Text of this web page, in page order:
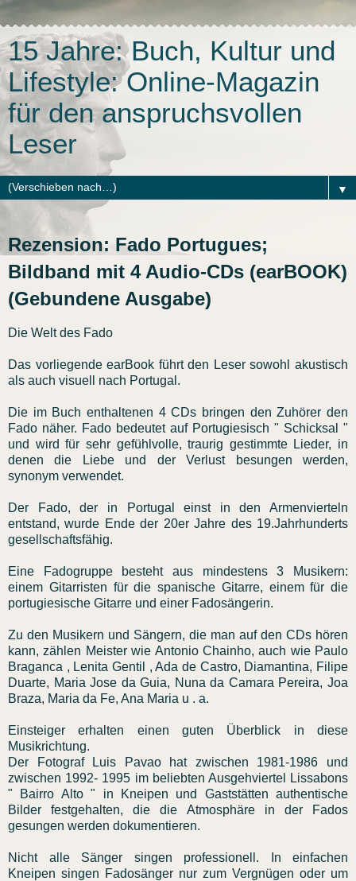
15 Jahre: Buch, Kultur und
Lifestyle: Online-Magazin
für den anspruchsvollen
Leser
▼
Rezension: Fado Portugues;
Bildband mit 4 Audio-CDs (earBOOK)
(Gebundene Ausgabe)
Die Welt des Fado
Das vorliegende earBook führt den Leser sowohl akustisch
als auch visuell nach Portugal.
Die im Buch enthaltenen 4 CDs bringen den Zuhörer den
Fado näher. Fado bedeutet auf Portugiesisch " Schicksal "
und wird für sehr gefühlvolle, traurig gestimmte Lieder, in
denen die Liebe und der Verlust besungen werden,
synonym verwendet.
Der Fado, der in Portugal einst in den Armenvierteln
entstand, wurde Ende der 20er Jahre des 19.Jahrhunderts
gesellschaftsfähig.
Eine Fadogruppe besteht aus mindestens 3 Musikern:
einem Gitarristen für die spanische Gitarre, einem für die
portugiesische Gitarre und einer Fadosängerin.
Zu den Musikern und Sängern, die man auf den CDs hören
kann, zählen Meister wie Antonio Chainho, auch wie Paulo
Braganca , Lenita Gentil , Ada de Castro, Diamantina, Filipe
Duarte, Maria Jose da Guia, Nuna da Camara Pereira, Joa
Braza, Maria da Fe, Ana Maria u . a.
Einsteiger erhalten einen guten Überblick in diese
Musikrichtung.
Der Fotograf Luis Pavao hat zwischen 1981-1986 und
zwischen 1992- 1995 im beliebten Ausgehviertel Lissabons
" Bairro Alto " in Kneipen und Gaststätten authentische
Bilder festgehalten, die die Atmosphäre in der Fados
gesungen werden dokumentieren.
Nicht alle Sänger singen professionell. In einfachen
Kneipen singen Fadosänger nur zum Vergnügen oder um